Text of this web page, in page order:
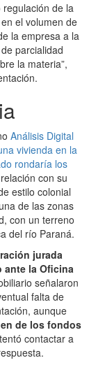
regulación de la
el volumen de
la empresa a la
parcialidad
la materia”,
Análisis Digital
vivienda en la
rondaría los
con su
estilo colonial
de las zonas
con un terreno
del río Paraná.
jurada
ante la Oficina
señalaron
falta de
aunque
de los fondos
contactar a